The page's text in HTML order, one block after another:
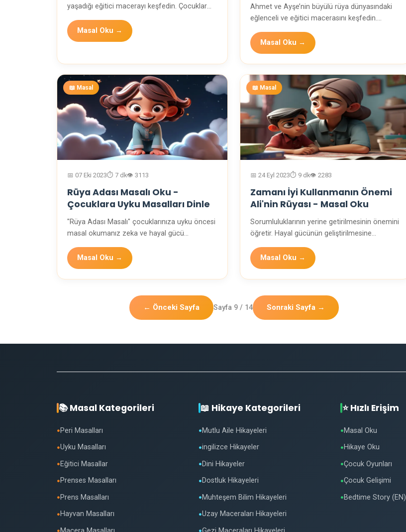
yaşadığı eğitici macerayı keşfedin. Çocuklar
Masal Oku →
Ahmet ve Ayşe’nin büyülü rüya dünyasındaki
eğlenceli ve eğitici macerasını keşfedin.
Masal Oku →
📖 Masal
📅 07 Eki 2023⏱️ 7 dk👁️ 3113
Rüya Adası Masalı Oku -
Çocuklara Uyku Masalları Dinle
"Rüya Adası Masalı" çocuklarınıza uyku öncesi
masal okumanız zeka ve hayal gücü
Masal Oku →
📖 Masal
📅 24 Eyl 2023⏱️ 9 dk👁️ 2283
Zamanı İyi Kullanmanın Önemi
Ali'nin Rüyası - Masal Oku
Sorumluluklarının yerine getirilmesinin önemini
öğretir. Hayal gücünün geliştirilmesine
Masal Oku →
← Önceki Sayfa Sayfa 9 / 14 Sonraki Sayfa →
📚 Masal Kategorileri
● Peri Masalları
●Uyku Masalları
● Eğitici Masallar
● Prenses Masalları
● Prens Masalları
● Hayvan Masalları
📖 Hikaye Kategorileri
● Mutlu Aile Hikayeleri
●ingilizce Hikayeler
● Dini Hikayeler
● Dostluk Hikayeleri
● Muhteşem Bilim Hikayeleri
●Uzay Maceraları Hikayeleri
⭐ Hızlı Erişim
● Masal Oku
● Hikaye Oku
●Çocuk Oyunları
●Çocuk Gelişimi
● Bedtime Story (EN)